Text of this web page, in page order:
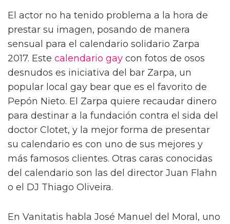
El actor no ha tenido problema a la hora de
prestar su imagen, posando de manera
sensual para el calendario solidario Zarpa
2017. Este calendario gay con fotos de osos
desnudos es iniciativa del bar Zarpa, un
popular local gay bear que es el favorito de
Pepón Nieto. El Zarpa quiere recaudar dinero
para destinar a la fundación contra el sida del
doctor Clotet, y la mejor forma de presentar
su calendario es con uno de sus mejores y
más famosos clientes. Otras caras conocidas
del calendario son las del director Juan Flahn
o el DJ Thiago Oliveira.
En Vanitatis habla José Manuel del Moral, uno